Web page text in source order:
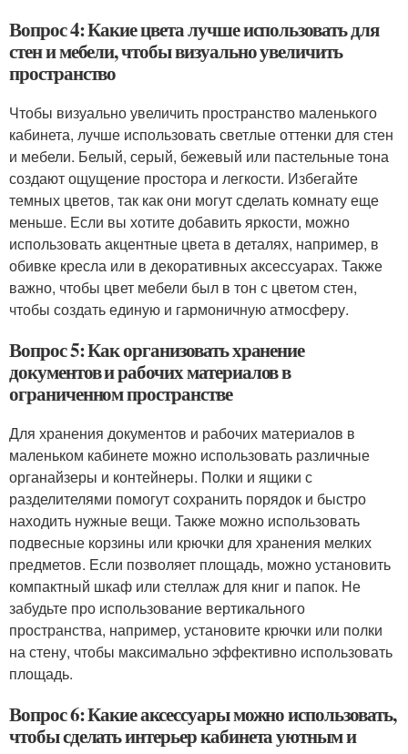
Вопрос 4: Какие цвета лучше использовать для
стен и мебели, чтобы визуально увеличить
пространство
Чтобы визуально увеличить пространство маленького
кабинета, лучше использовать светлые оттенки для стен
и мебели. Белый, серый, бежевый или пастельные тона
создают ощущение простора и легкости. Избегайте
темных цветов, так как они могут сделать комнату еще
меньше. Если вы хотите добавить яркости, можно
использовать акцентные цвета в деталях, например, в
обивке кресла или в декоративных аксессуарах. Также
важно, чтобы цвет мебели был в тон с цветом стен,
чтобы создать единую и гармоничную атмосферу.
Вопрос 5: Как организовать хранение
документов и рабочих материалов в
ограниченном пространстве
Для хранения документов и рабочих материалов в
маленьком кабинете можно использовать различные
органайзеры и контейнеры. Полки и ящики с
разделителями помогут сохранить порядок и быстро
находить нужные вещи. Также можно использовать
подвесные корзины или крючки для хранения мелких
предметов. Если позволяет площадь, можно установить
компактный шкаф или стеллаж для книг и папок. Не
забудьте про использование вертикального
пространства, например, установите крючки или полки
на стену, чтобы максимально эффективно использовать
площадь.
Вопрос 6: Какие аксессуары можно использовать,
чтобы сделать интерьер кабинета уютным и